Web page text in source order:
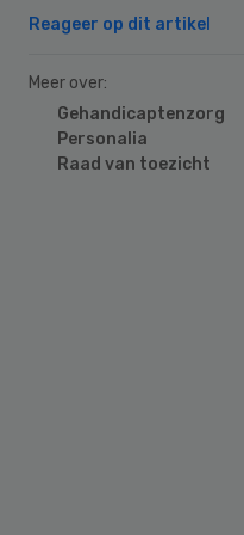
Reageer op dit artikel
Meer over:
Gehandicaptenzorg
Personalia
Raad van toezicht